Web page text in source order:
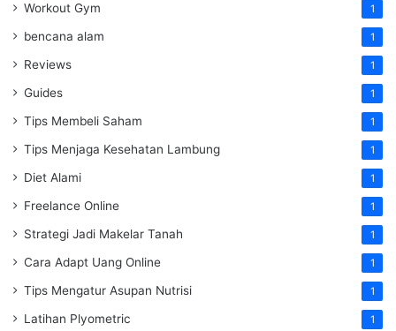
Workout Gym 1
bencana alam 1
Reviews 1
Guides 1
Tips Membeli Saham 1
Tips Menjaga Kesehatan Lambung 1
Diet Alami 1
Freelance Online 1
Strategi Jadi Makelar Tanah 1
Cara Adapt Uang Online 1
Tips Mengatur Asupan Nutrisi 1
Latihan Plyometric 1